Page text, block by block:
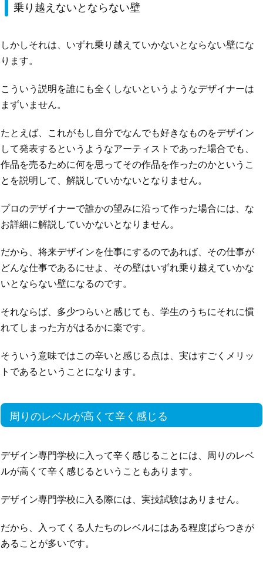
乗り越えないとならない壁
しかしそれは、いずれ乗り越えていかないとならない壁にな
ります。
こういう説明を誰にも全くしないというようなデザイナーは
まずいません。
たとえば、これがもし自分でなんでも好きなものをデザイン
して発表するというようなアーティストであった場合でも、
作品を売るために何を思ってその作品を作ったのかというこ
とを説明して、解説していかないとなりません。
プロのデザイナーで誰かの望みに沿って作った場合には、な
お詳細に解説していかないとなりません。
だから、将来デザインを仕事にするのであれば、その仕事が
どんな仕事であるにせよ、その壁はいずれ乗り越えていかな
いとならない壁になるのです。
それならば、多少つらいと感じても、学生のうちにそれに慣
れてしまった方がはるかに楽です。
そういう意味ではこの辛いと感じる点は、実はすごくメリッ
トであるということになります。
周りのレベルが高くて辛く感じる
デザイン専門学校に入って辛く感じることには、周りのレベ
ルが高くて辛く感じるということもあります。
デザイン専門学校に入る際には、実技試験はありません。
だから、入ってくる人たちのレベルにはある程度ばらつきが
あることが多いです。